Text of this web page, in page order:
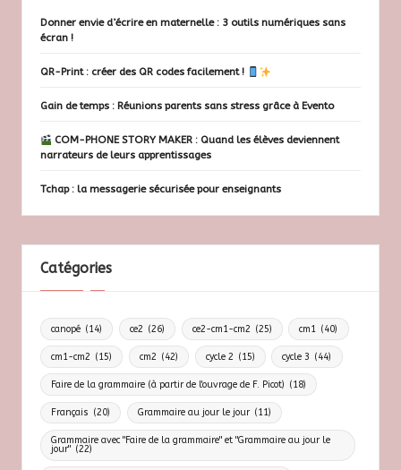
Donner envie d’écrire en maternelle : 3 outils numériques sans
écran !
QR-Print : créer des QR codes facilement !
Gain de temps : Réunions parents sans stress grâce à Evento
COM-PHONE STORY MAKER : Quand les élèves deviennent
narrateurs de leurs apprentissages
Tchap : la messagerie sécurisée pour enseignants
Catégories
canopé (14) ce2 (26) ce2-cm1-cm2 (25) cm1 (40)
cm1-cm2 (15) cm2 (42) cycle 2 (15) cycle 3 (44)
Faire de la grammaire (à partir de l'ouvrage de F. Picot) (18)
Français (20) Grammaire au jour le jour (11)
Grammaire avec "Faire de la grammaire" et "Grammaire au jour le
jour" (22)